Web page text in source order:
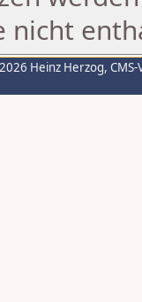
nicht
Heinz Herzog,